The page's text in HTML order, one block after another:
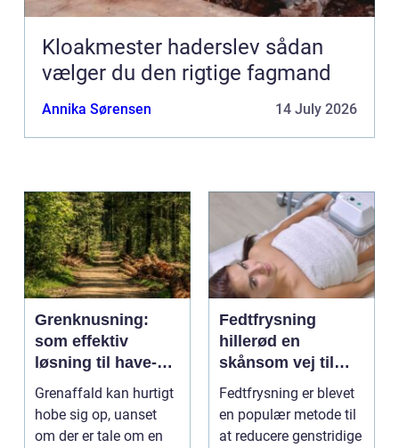
Kloakmester haderslev sådan
vælger du den rigtige fagmand
Annika Sørensen 14 July 2026
Grenknusning:
som effektiv
løsning til have-
og skovaffald
Grenaffald kan hurtigt
hobe sig op, uanset
om der er tale om en
Fedtfrysning
hillerød en
skånsom vej til
reduktion af lokale
fedtdepoter
Fedtfrysning er blevet
en populær metode til
at reducere genstridige